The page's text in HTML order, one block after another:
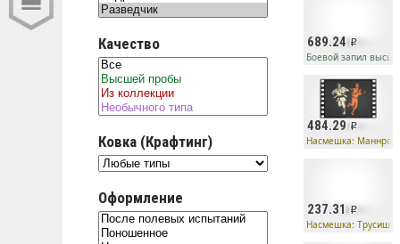
Качество
Ковка (Крафтинг)
Оформление
689.24
Боевой запил
484.29
Насмешка:
237.31
Насмешка: